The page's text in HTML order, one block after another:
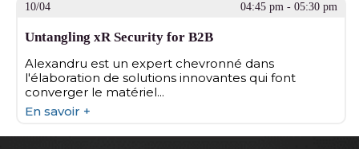
10/04 04:45 pm - 05:30 pm
Untangling xR Security for B2B
Alexandru est un expert chevronné dans
l'élaboration de solutions innovantes qui font
converger le matériel...
En savoir +